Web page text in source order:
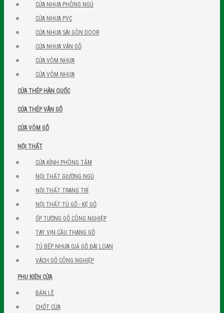
CỬA NHỰA PHÒNG NGỦ
CỬA NHỰA PVC
CỬA NHỰA SÀI GÒN DOOR
CỬA NHỰA VÂN GỖ
CỬA VÒM NHỰA
CỬA VÒM NHỰA
CỬA THÉP HÀN QUỐC
CỬA THÉP VÂN GỖ
CỬA VÒM GỖ
NỘI THẤT
CỬA KÍNH PHÒNG TẮM
NỘI THẤT GIƯỜNG NGỦ
NỘI THẤT TRANG TRÍ
NỘI THẤT TỦ GỖ - KỆ GỖ
ỐP TƯỜNG GỖ CÔNG NGHIỆP
TAY VỊN CẦU THANG GỖ
TỦ BẾP NHỰA GIẢ GỖ ĐÀI LOAN
VÁCH GỖ CÔNG NGHIỆP
PHỤ KIỆN CỬA
BẢN LỀ
CHỐT CỬA